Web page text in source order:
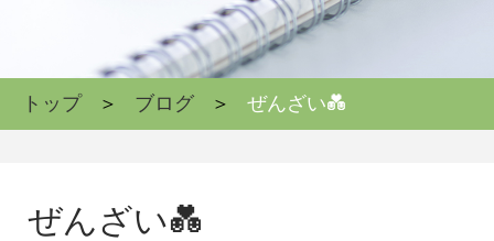
トップ ブログ ぜんざい💑
ぜんざい💑